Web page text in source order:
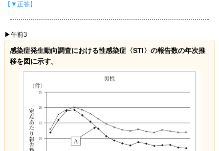
【▼正答】
▶午前3
感染症発生動向調査における性感染症〈STI〉の報告数の年次推
移を図に示す。